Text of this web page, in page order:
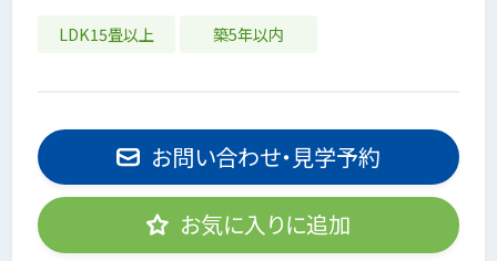
LDK15畳以上 築5年以内
お問い合わせ・見学予約
お気に入りに追加